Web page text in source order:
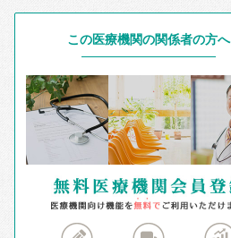
この医療機関の関係者の方へ